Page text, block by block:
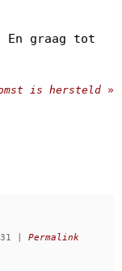
En graag tot
is hersteld »
Permalink